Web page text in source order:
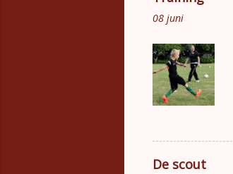
e
s
08 juni
De scout